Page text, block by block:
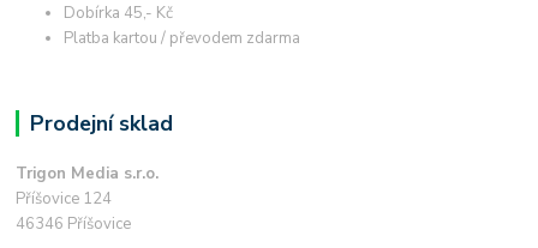
Dobírka 45,- Kč
Platba kartou / převodem zdarma
Prodejní sklad
Trigon Media s.r.o.
Příšovice 124
46346 Příšovice